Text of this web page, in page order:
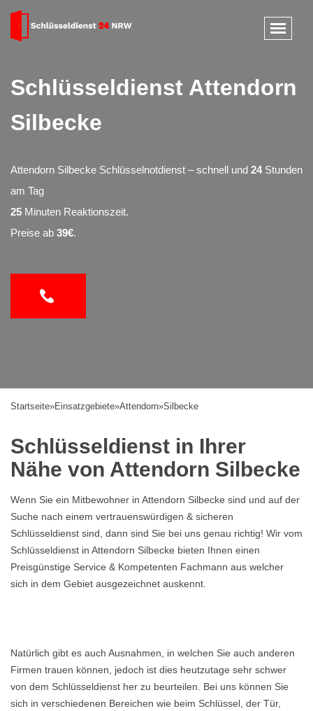
Schlüsseldienst Attendorn
Silbecke
Attendorn Silbecke Schlüsselnotdienst – schnell und 24Stunden
am Tag
25 Minuten Reaktionszeit.
Preise ab 39€.
Startseite»Einsatzgebiete»Attendorn»Silbecke
Schlüsseldienst in Ihrer
Nähe von Attendorn Silbecke
Wenn Sie ein Mitbewohner in Attendorn Silbecke sind und auf der
Suche nach einem vertrauenswürdigen & sicheren
Schlüsseldienst sind, dann sind Sie bei uns genau richtig! Wir vom
Schlüsseldienst in Attendorn Silbecke bieten Ihnen einen
Preisgünstige Service & Kompetenten Fachmann aus welcher
sich in dem Gebiet ausgezeichnet auskennt.
Natürlich gibt es auch Ausnahmen, in welchen Sie auch anderen
Firmen trauen können, jedoch ist dies heutzutage sehr schwer
von dem Schlüsseldienst her zu beurteilen. Bei uns können Sie
sich in verschiedenen Bereichen wie beim Schlüssel, der Tür,